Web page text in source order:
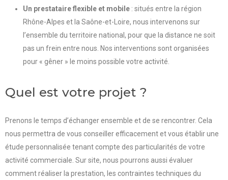
Un prestataire flexible et mobile : situés entre la région
Rhône-Alpes et la Saône-et-Loire, nous intervenons sur
l’ensemble du territoire national, pour que la distance ne soit
pas un frein entre nous. Nos interventions sont organisées
pour « gêner » le moins possible votre activité.
Quel est votre projet ?
Prenons le temps d’échanger ensemble et de se rencontrer. Cela
nous permettra de vous conseiller efficacement et vous établir une
étude personnalisée tenant compte des particularités de votre
activité commerciale. Sur site, nous pourrons aussi évaluer
comment réaliser la prestation, les contraintes techniques du